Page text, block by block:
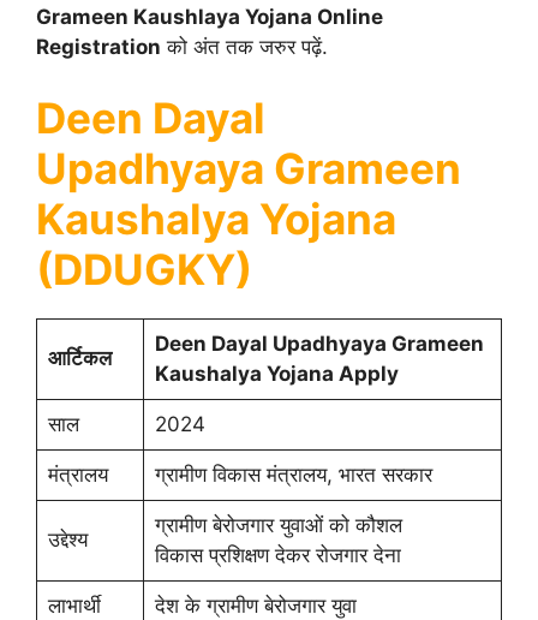
Grameen Kaushlaya Yojana Online
Registration को अंत तक जरुर पढ़ें.
Deen Dayal
Upadhyaya Grameen
Kaushalya Yojana
(DDUGKY)
आर्टिकल
Deen Dayal Upadhyaya Grameen
Kaushalya Yojana Apply
साल 2024
मंत्रालय ग्रामीण विकास मंत्रालय, भारत सरकार
उद्देश्य
ग्रामीण बेरोजगार युवाओं को कौशल
विकास प्रशिक्षण देकर रोजगार देना
लाभार्थी देश के ग्रामीण बेरोजगार युवा